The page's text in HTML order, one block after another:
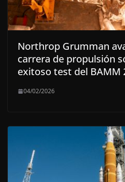
Northrop Grumman
carrera de propulsión
exitoso test del BAMM
04/02/2026